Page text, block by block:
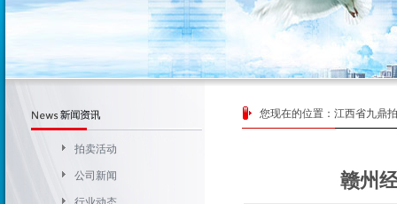
拍卖活动
公司新闻
您现在的位置： 江西省九鼎
赣州